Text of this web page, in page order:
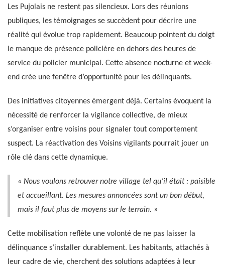
Les Pujolais ne restent pas silencieux. Lors des réunions
publiques, les témoignages se succèdent pour décrire une
réalité qui évolue trop rapidement. Beaucoup pointent du doigt
le manque de présence policière en dehors des heures de
service du policier municipal. Cette absence nocturne et week-
end crée une fenêtre d’opportunité pour les délinquants.
Des initiatives citoyennes émergent déjà. Certains évoquent la
nécessité de renforcer la vigilance collective, de mieux
s’organiser entre voisins pour signaler tout comportement
suspect. La réactivation des Voisins vigilants pourrait jouer un
rôle clé dans cette dynamique.
« Nous voulons retrouver notre village tel qu’il était : paisible
et accueillant. Les mesures annoncées sont un bon début,
mais il faut plus de moyens sur le terrain. »
Cette mobilisation reflète une volonté de ne pas laisser la
délinquance s’installer durablement. Les habitants, attachés à
leur cadre de vie, cherchent des solutions adaptées à leur